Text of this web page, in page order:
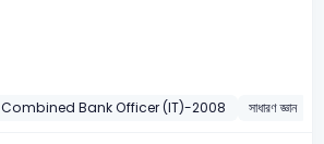
Combined Bank Officer (IT)-2008 সাধারণ জ্ঞান